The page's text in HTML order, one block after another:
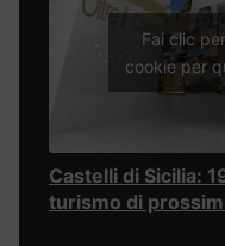
Fai clic
cookie per
Castelli di Sicilia:
turismo di